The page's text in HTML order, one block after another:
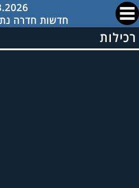
חדשות חדרה
רכילות